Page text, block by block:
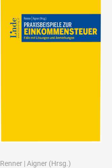
Renner | Aigner (Hrsg.)